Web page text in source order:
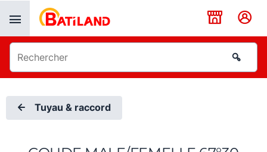
Tuyau & raccord
Panneau de gestion des cookies